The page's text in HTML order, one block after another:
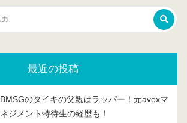
最近の投稿
BMSGのタイキの父親はラッパー！元avexマ
ネジメント特待生の経歴も！